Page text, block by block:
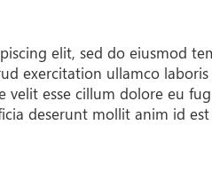
elit, sed do eiusmod
exercitation ullamco
esse cillum dolore eu
deserunt mollit anim id